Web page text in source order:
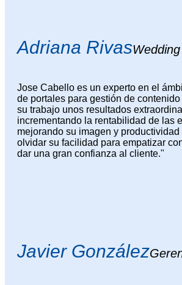
Adriana Rivas
Jose Cabello es un experto en el
de portales para gestión de
su trabajo unos resultados
incrementando la rentabilidad de las
mejorando su imagen y productividad
olvidar su facilidad para empatizar
dar una gran confianza al cliente."
Javier González